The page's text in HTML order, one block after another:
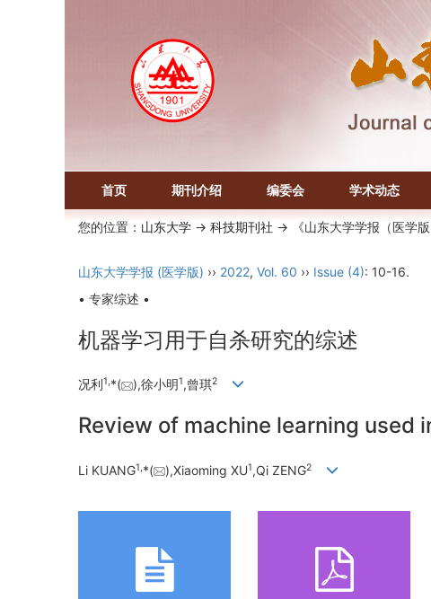
首页 期刊介绍 编委会 学术动态
您的位置： 山东大学 -> 科技期刊社 -> 《山东大学学报（医学版
山东大学学报 (医学版) ›› 2022, Vol. 60 ›› Issue (4): 10-16.
• 专家综述 •
机器学习用于自杀研究的综述
况利1,*( ),徐小明1,曾琪2
Review of machine learning used
Li KUANG1, *( ),Xiaoming XU1,Qi ZENG2